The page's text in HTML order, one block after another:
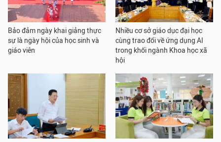
Bảo đảm ngày khai giảng thực
sự là ngày hội của học sinh và
giáo viên
Nhiều cơ sở giáo dục đại học
cùng trao đổi về ứng dụng AI
trong khối ngành Khoa học xã
hội